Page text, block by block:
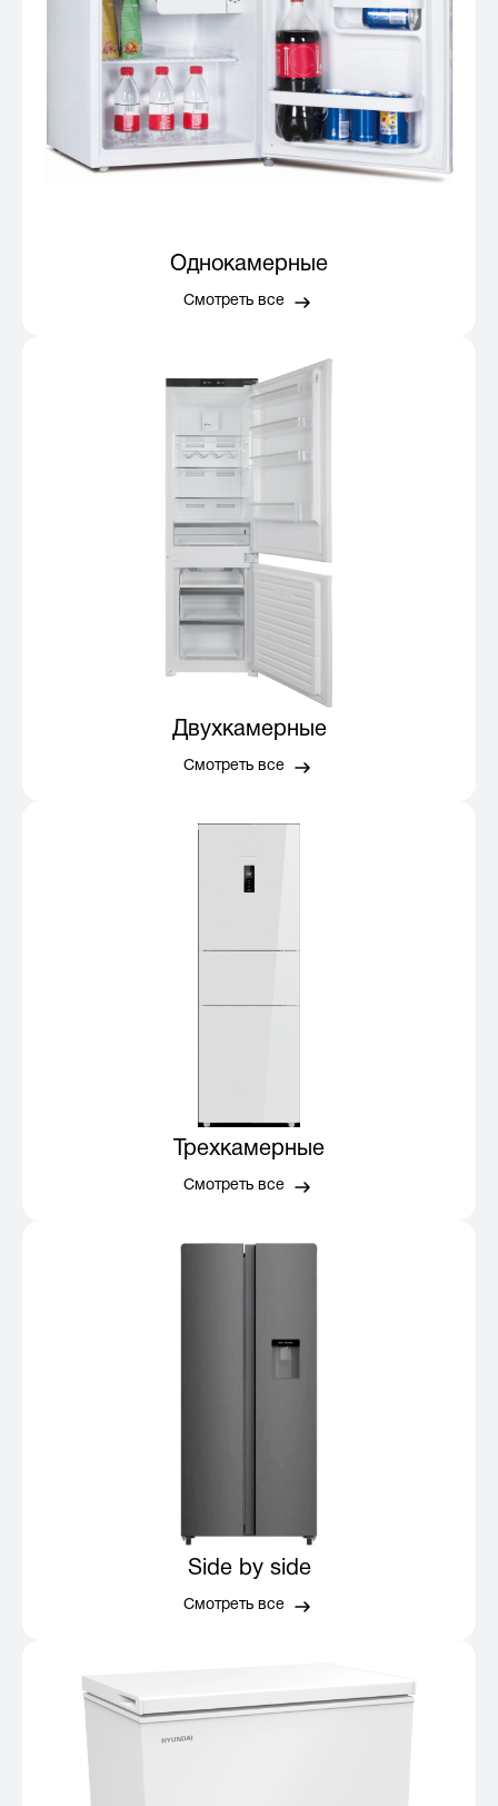
Однокамерные
Смотреть все
Двухкамерные
Смотреть все
Трехкамерные
Смотреть все
Side by side
Смотреть все